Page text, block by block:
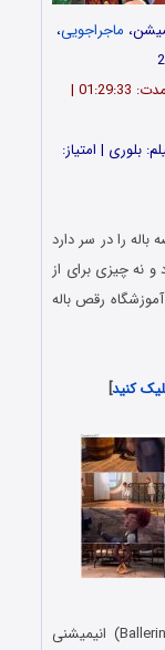
ماجراجویی،
زبان فیلم: انگلیسی | زیرنویس فارسی: دارد | مدت: 01:29:33 |
کیفیت فیلم: بلوری | امتیاز:
را در سر دارد
و نه چیزی برای از
رقص باله
کنید]
پرنسس رویاها (رقصنده باله) (به انگلیسی: Ballerina) انیمیشنی